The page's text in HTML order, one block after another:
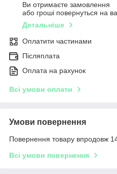
Ви отримаєте замовлення
або гроші повернуться на
Детальніше
Оплатити частинами
Післяплата
Оплата на рахунок
Всі умови оплати
Умови повернення
Повернення товару впродовж
Всі умови повернення